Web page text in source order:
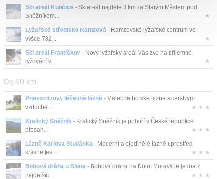
Ski areál Kunčice - Skiareál najdete 3 km za Starým Městem pod
Sněžníkem...
★
Lyžařské středisko Ramzová - Ramzovské lyžařské centrum ve
výšce 782 ...
★
Ski areál Františkov - Nový lyžařský areál Vás zve na příjemné
lyžování v...
★
Do 50 km
Priessnitzovy léčebné lázně - Malebné horské lázně s čerstvým
vzduche...
★ ★ ★
Kralický Sněžník - Kralický Sněžník je pohoří v České republice
přesah...
★ ★ ★
Lázně Karlova Studánka - Moderní a ojedinělé lázně uprostřed
krásné jes...
★ ★ ★
Bobová dráha u Slona - Bobová dráha na Dolní Moravě je jedna z
nejdelšíc...
★ ★ ★